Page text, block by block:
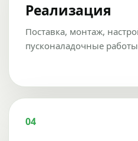
Реализация
Поставка, монтаж,
пусконаладочные
04